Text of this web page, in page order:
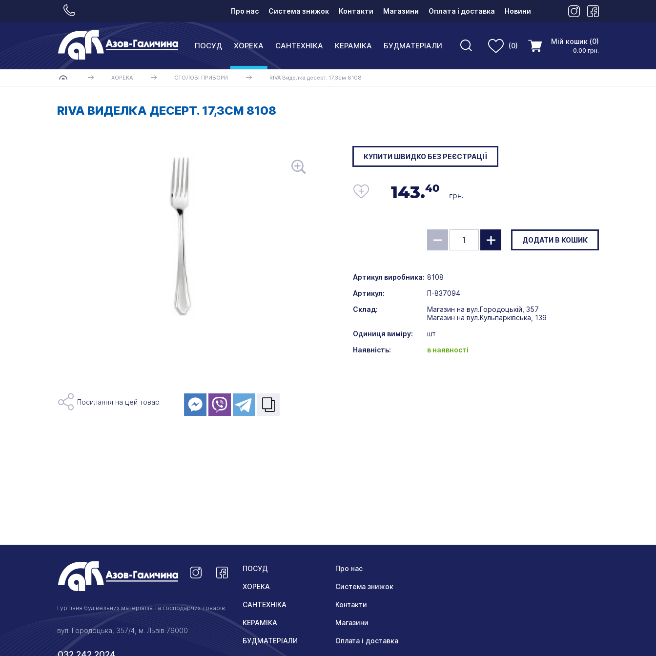
Про нас Система знижок Контакти Магазини Оплата і доставка Новини
ПОСУД ХОРЕКА САНТЕХНІКА КЕРАМІКА БУДМАТЕРІАЛИ (0)
Мій кошик (0)
0.00 грн.
ХОРЕКА СТОЛОВІ ПРИБОРИ RIVA Виделка десерт. 17,3см 8108
RIVA ВИДЕЛКА ДЕСЕРТ. 17,3СМ 8108
КУПИТИ ШВИДКО БЕЗ РЕЄСТРАЦІЇ
143.40
грн.
ДОДАТИ В КОШИК
Артикул виробника: 8108
Артикул:
П-837094
Склад:
Магазин на вул.Городоцькій, 357
Магазин на вул.Кульпарківська, 139
Одиниця виміру:
шт
Наявність:
в наявності
Посилання на цей товар
Гуртівня будівельних матеріалів та господарчих товарів.
вул. Городоцька, 357/4, м. Львів 79000
ПОСУД
ХОРЕКА
САНТЕХНІКА
КЕРАМІКА
БУДМАТЕРІАЛИ
Про нас
Система знижок
Контакти
Магазини
Оплата і доставка